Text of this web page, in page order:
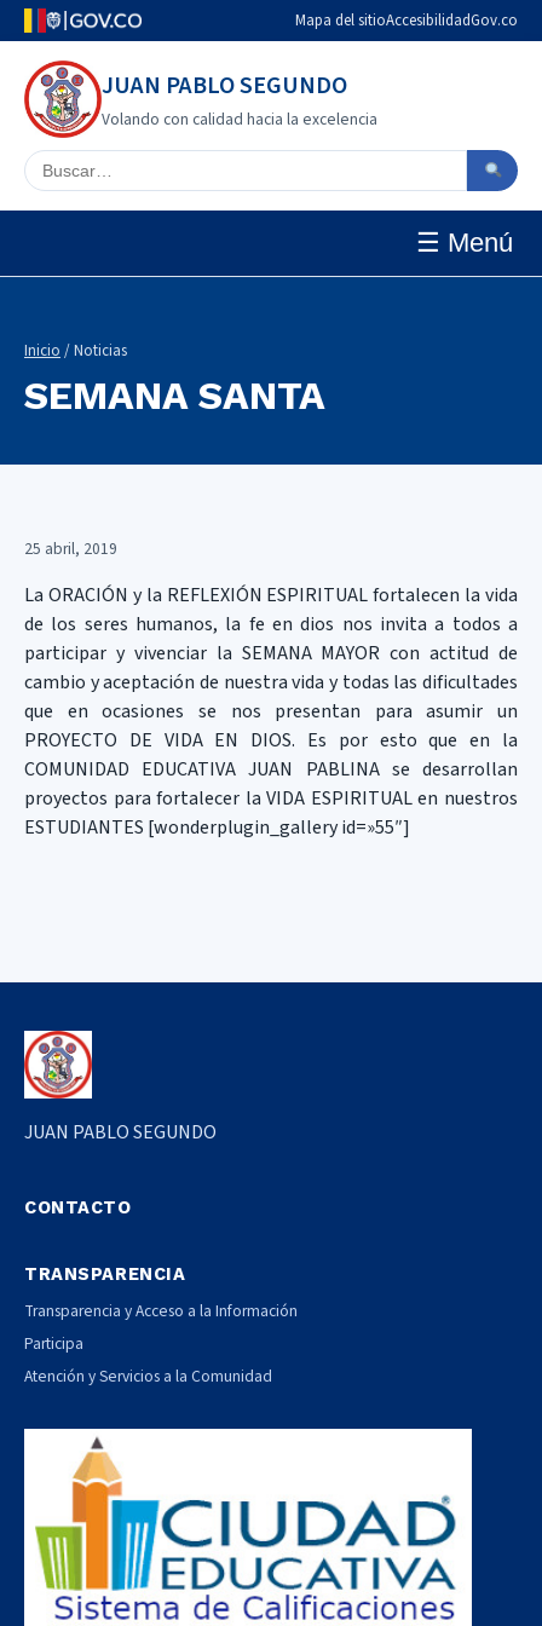
Mapa del sitioAccesibilidadGov.co
JUAN PABLO SEGUNDO
Volando con calidad hacia la excelencia
Buscar en el sitio
☰ Menú
Inicio / Noticias
SEMANA SANTA
25 abril, 2019
La ORACIÓN y la REFLEXIÓN ESPIRITUAL fortalecen la vida
de los seres humanos, la fe en dios nos invita a todos a
participar y vivenciar la SEMANA MAYOR con actitud de
cambio y aceptación de nuestra vida y todas las dificultades
que en ocasiones se nos presentan para asumir un
PROYECTO DE VIDA EN DIOS. Es por esto que en la
COMUNIDAD EDUCATIVA JUAN PABLINA se desarrollan
proyectos para fortalecer la VIDA ESPIRITUAL en nuestros
ESTUDIANTES [wonderplugin_gallery id=»55″]
JUAN PABLO SEGUNDO
CONTACTO
TRANSPARENCIA
Transparencia y Acceso a la Información
Participa
Atención y Servicios a la Comunidad